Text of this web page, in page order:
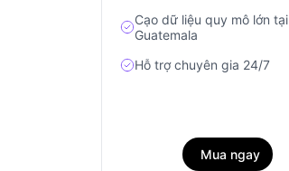
Cạo dữ liệu quy mô lớn tại
Guatemala
Hỗ trợ chuyên gia 24/7
Mua ngay